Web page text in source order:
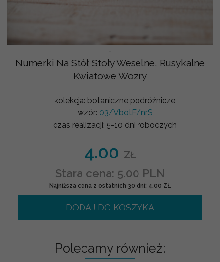
-
Numerki Na Stół Stoły Weselne, Rusykalne
Kwiatowe Wozry
kolekcja: botaniczne podróżnicze
wzór: 03/VbotF/nrS
czas realizacji: 5-10 dni roboczych
4.00 ZŁ
Stara cena: 5.00 PLN
Najniższa cena z ostatnich 30 dni: 4.00 ZŁ
DODAJ DO KOSZYKA
Polecamy również: